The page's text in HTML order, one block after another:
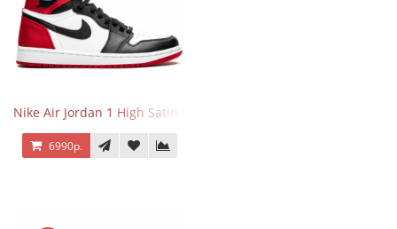
Nike Air Jordan 1 High Satin Black Toe
6990р.